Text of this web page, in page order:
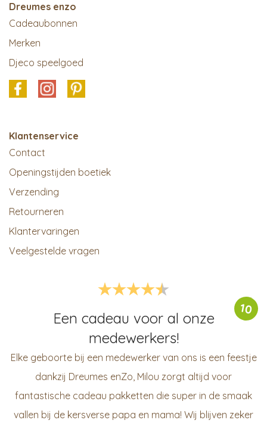
Dreumes enzo
Cadeaubonnen
Merken
Djeco speelgoed
Klantenservice
Contact
Openingstijden boetiek
Verzending
Retourneren
Klantervaringen
Veelgestelde vragen
10
Een cadeau voor al onze
medewerkers!
Elke geboorte bij een medewerker van ons is een feestje
dankzij Dreumes enZo, Milou zorgt altijd voor
fantastische cadeau pakketten die super in de smaak
vallen bij de kersverse papa en mama! Wij blijven zeker